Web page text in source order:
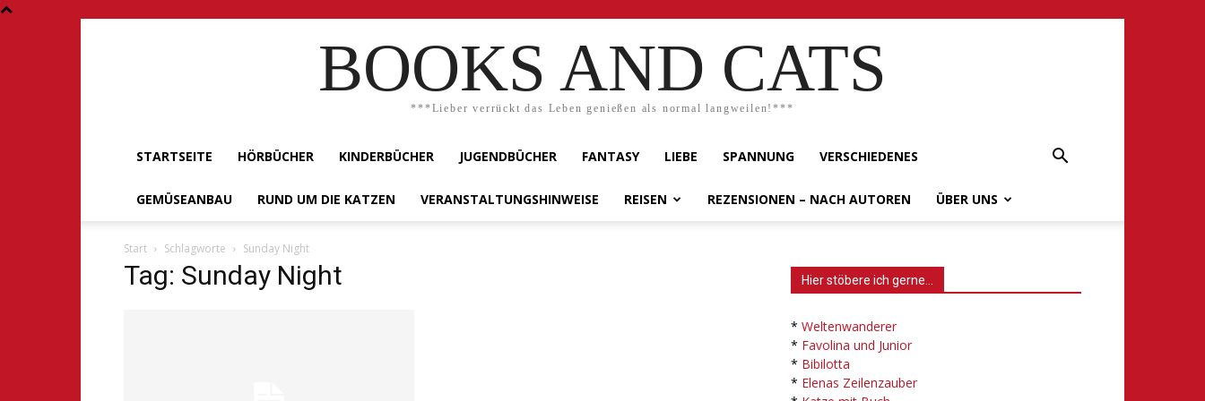
BOOKS AND CATS
***Lieber verrückt das Leben genießen als normal langweilen!***
STARTSEITE HÖRBÜCHER KINDERBÜCHER JUGENDBÜCHER FANTASY LIEBE SPANNUNG VERSCHIEDENES
GEMÜSEANBAU RUND UM DIE KATZEN VERANSTALTUNGSHINWEISE REISEN REZENSIONEN – NACH AUTOREN ÜBER UNS
Start Schlagworte Sunday Night
Tag: Sunday Night Hier stöbere ich gerne…
* Weltenwanderer
* Favolina und Junior
* Bibilotta
* Elenas Zeilenzauber